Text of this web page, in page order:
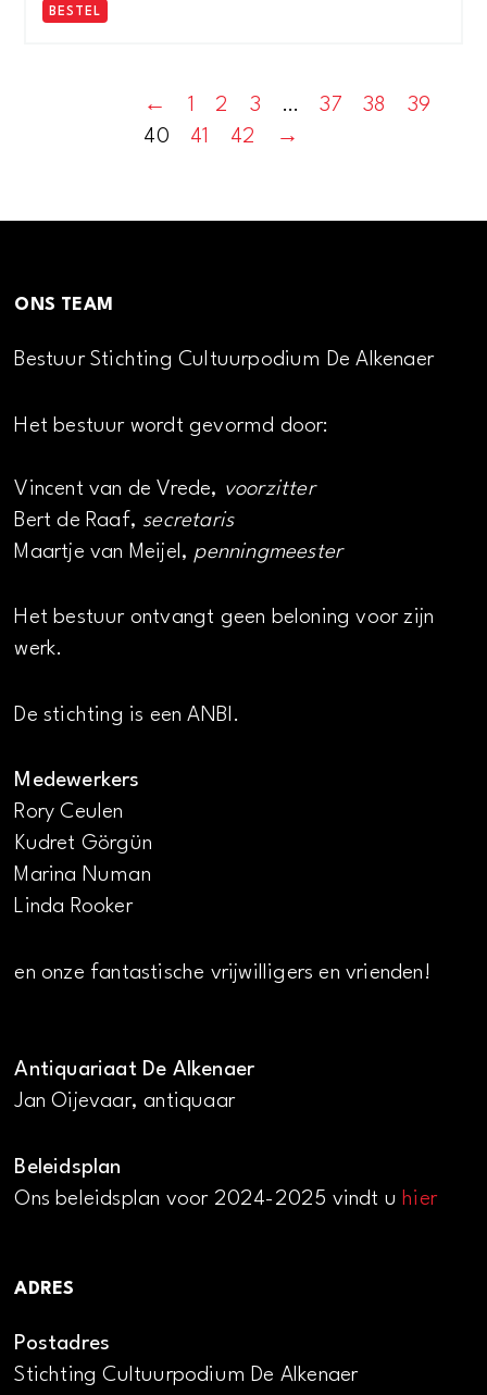
BESTEL
← 1 2 3 … 37 38
39
40
41 42 →
ONS TEAM
Bestuur Stichting Cultuurpodium De Alkenaer
Het bestuur wordt gevormd door:
Vincent van de Vrede, voorzitter
Bert de Raaf, secretaris
Maartje van Meijel, penningmeester
Het bestuur ontvangt geen beloning voor zijn
werk.
De stichting is een ANBI.
Medewerkers
Rory Ceulen
Kudret Görgün
Marina Numan
Linda Rooker
en onze fantastische vrijwilligers en vrienden!
Antiquariaat De Alkenaer
Jan Oijevaar, antiquaar
Beleidsplan
Ons beleidsplan voor 2024-2025 vindt u hier
ADRES
Postadres
Stichting Cultuurpodium De Alkenaer